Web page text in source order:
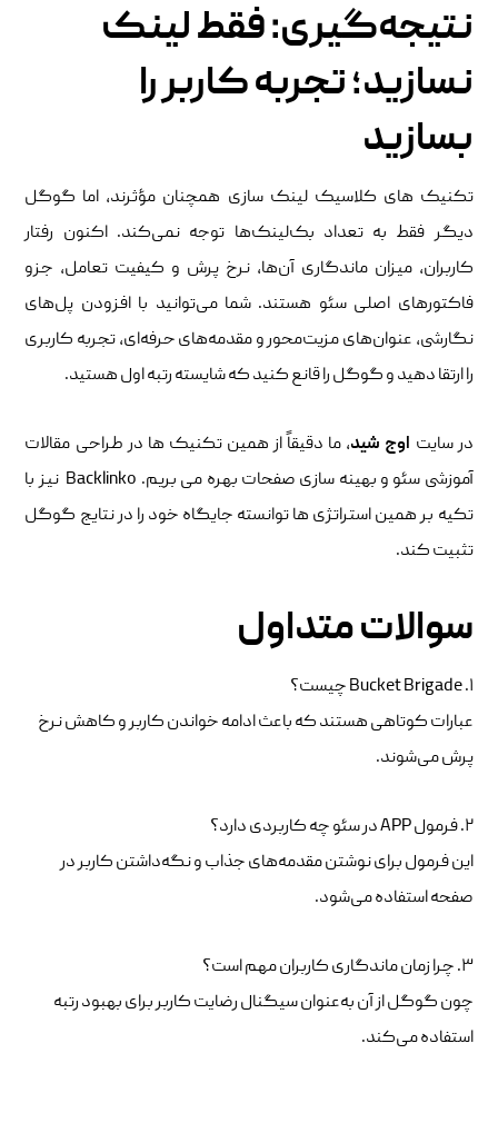
نتیجه‌گیری: فقط لینک
نسازید؛ تجربه کاربر را
بسازید
تکنیک ‌های کلاسیک لینک‌ سازی همچنان مؤثرند، اما گوگل
دیگر فقط به تعداد بک‌لینک‌ها توجه نمی‌کند. اکنون رفتار
کاربران، میزان ماندگاری آن‌ها، نرخ پرش و کیفیت تعامل، جزو
فاکتورهای اصلی سئو هستند. شما می‌توانید با افزودن پل‌های
نگارشی، عنوان‌های مزیت‌محور و مقدمه‌های حرفه‌ای، تجربه کاربری
را ارتقا دهید و گوگل را قانع کنید که شایسته رتبه اول هستید.
در سایت اوج شید، ما دقیقاً از همین تکنیک‌ ها در طراحی مقالات
آموزشی سئو و بهینه ‌سازی صفحات بهره می بریم. Backlinko نیز با
تکیه بر همین استراتژی‌ ها توانسته جایگاه خود را در نتایج گوگل
تثبیت کند.
سوالات متداول
۱. Bucket Brigade چیست؟
عبارات کوتاهی هستند که باعث ادامه خواندن کاربر و کاهش نرخ
پرش می‌شوند.
۲. فرمول APP در سئو چه کاربردی دارد؟
این فرمول برای نوشتن مقدمه‌های جذاب و نگه‌داشتن کاربر در
صفحه استفاده می‌شود.
۳. چرا زمان ماندگاری کاربران مهم است؟
چون گوگل از آن به‌عنوان سیگنال رضایت کاربر برای بهبود رتبه
استفاده می‌کند.